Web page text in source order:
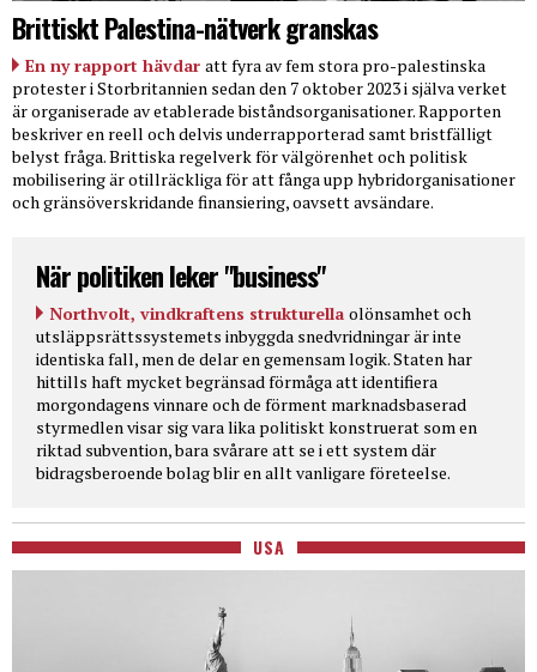
Brittiskt Palestina-nätverk granskas
En ny rapport hävdar att fyra av fem stora pro-palestinska
protester i Storbritannien sedan den 7 oktober 2023 i själva verket
är organiserade av etablerade biståndsorganisationer. Rapporten
beskriver en reell och delvis underrapporterad samt bristfälligt
belyst fråga. Brittiska regelverk för välgörenhet och politisk
mobilisering är otillräckliga för att fånga upp hybridorganisationer
och gränsöverskridande finansiering, oavsett avsändare.
När politiken leker "business"
Northvolt, vindkraftens strukturella olönsamhet och
utsläppsrättssystemets inbyggda snedvridningar är inte
identiska fall, men de delar en gemensam logik. Staten har
hittills haft mycket begränsad förmåga att identifiera
morgondagens vinnare och de förment marknadsbaserad
styrmedlen visar sig vara lika politiskt konstruerat som en
riktad subvention, bara svårare att se i ett system där
bidragsberoende bolag blir en allt vanligare företeelse.
USA